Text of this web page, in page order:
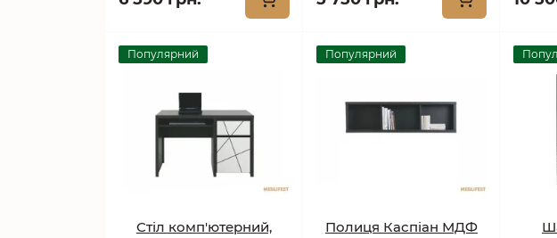
Популярний
Стіл комп'ютерний,
Популярний
Полиця Каспіан МДФ